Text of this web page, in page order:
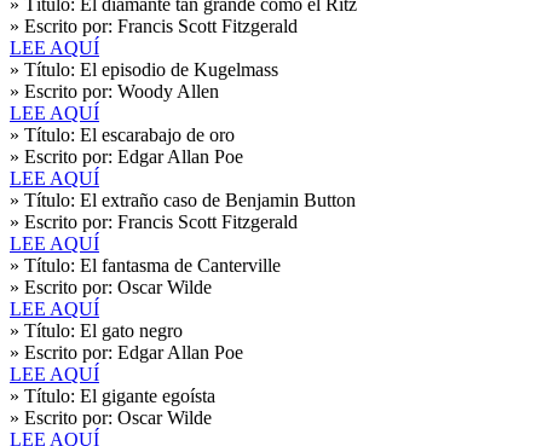
» Título: El diamante tan grande como el Ritz
» Escrito por: Francis Scott Fitzgerald
LEE AQUÍ
» Título: El episodio de Kugelmass
» Escrito por: Woody Allen
LEE AQUÍ
» Título: El escarabajo de oro
» Escrito por: Edgar Allan Poe
LEE AQUÍ
» Título: El extraño caso de Benjamin Button
» Escrito por: Francis Scott Fitzgerald
LEE AQUÍ
» Título: El fantasma de Canterville
» Escrito por: Oscar Wilde
LEE AQUÍ
» Título: El gato negro
» Escrito por: Edgar Allan Poe
LEE AQUÍ
» Título: El gigante egoísta
» Escrito por: Oscar Wilde
LEE AQUÍ